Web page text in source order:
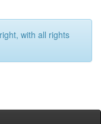
with all rights